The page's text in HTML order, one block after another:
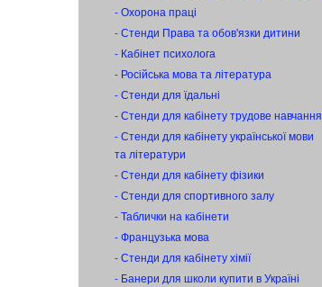
- Охорона праці
- Стенди Права та обов'язки дитини
- Кабінет психолога
- Російська мова та література
- Стенди для їдальні
- Стенди для кабінету трудове навчання
- Стенди для кабінету української мови
та літератури
- Стенди для кабінету фізики
- Стенди для спортивного залу
- Таблички на кабінети
- Французька мова
- Стенди для кабінету хімії
- Банери для школи купити в Україні